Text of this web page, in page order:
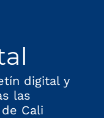
digital y
las
Cali